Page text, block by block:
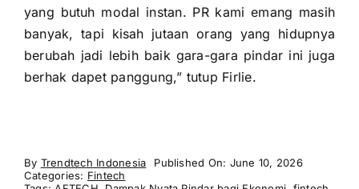
yang butuh modal instan. PR kami emang masih
banyak, tapi kisah jutaan orang yang hidupnya
berubah jadi lebih baik gara-gara pindar ini juga
berhak dapet panggung,” tutup Firlie.
By Trendtech Indonesia
Published On: June 10, 2026
Categories: Fintech